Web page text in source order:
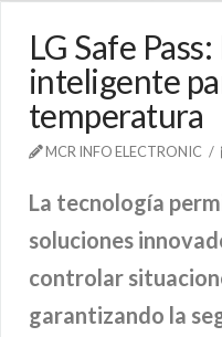
LG Safe
inteligente
temperatura
MCR INFO ELECTRONIC
La tecnología
soluciones
controlar
garantizando la